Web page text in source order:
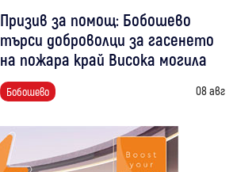
Призив за помощ: Бобошево
търси доброволци за гасенето
на пожара край Висока могила
Бобошево 08 авг